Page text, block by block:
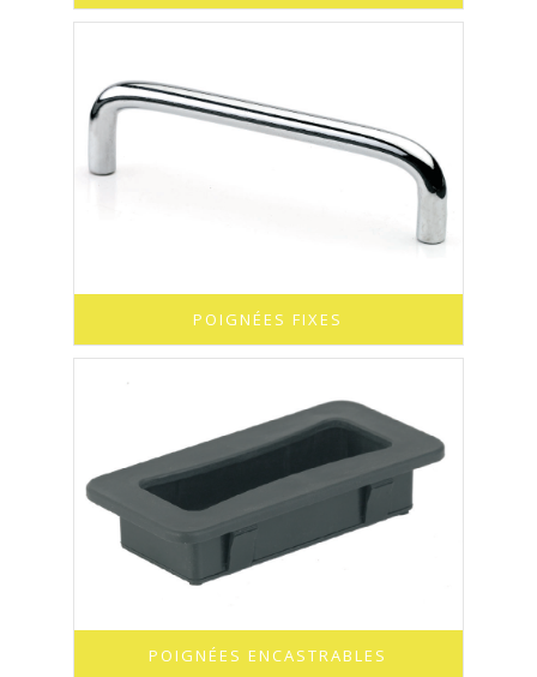
POIGNÉES FIXES
POIGNÉES ENCASTRABLES